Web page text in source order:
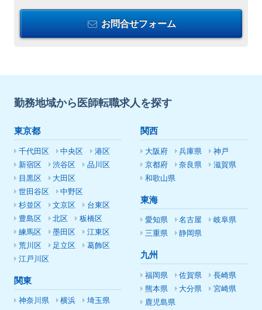
お問合せフォーム
勤務地域から医師転職求人を探す
東京都
千代田区 中央区
港区
新宿区
渋谷区
品川区
目黒区
大田区
世田谷区
中野区
杉並区
文京区
台東区
豊島区
北区
板橋区
練馬区
墨田区
江東区
荒川区
足立区
葛飾区
江戸川区
関東
神奈川県 横浜
埼玉県
関西
大阪府 兵庫県
神戸
京都府
奈良県
滋賀県
和歌山県
東海
愛知県 名古屋
岐阜県
三重県
静岡県
九州
福岡県 佐賀県
長崎県
熊本県
大分県
宮崎県
鹿児島県